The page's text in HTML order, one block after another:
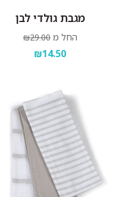
מגבת גולדי לבן
החל מ ₪29.00
₪14.50